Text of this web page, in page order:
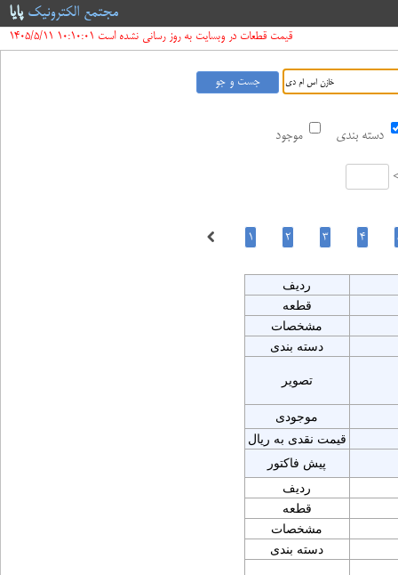
مجتمع الکترونیکپایا
قیمت قطعات در وبسایت به روز رسانی نشده است 10:10:01 1405/5/11
موجود دسته بندی
ردیف
قطعه
مشخصات
دسته بندی
تصویر
موجودی
قیمت نقدی به ریال
پیش فاکتور
ردیف
قطعه
مشخصات
دسته بندی